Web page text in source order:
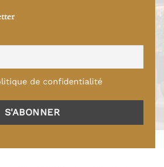
de confidentialité